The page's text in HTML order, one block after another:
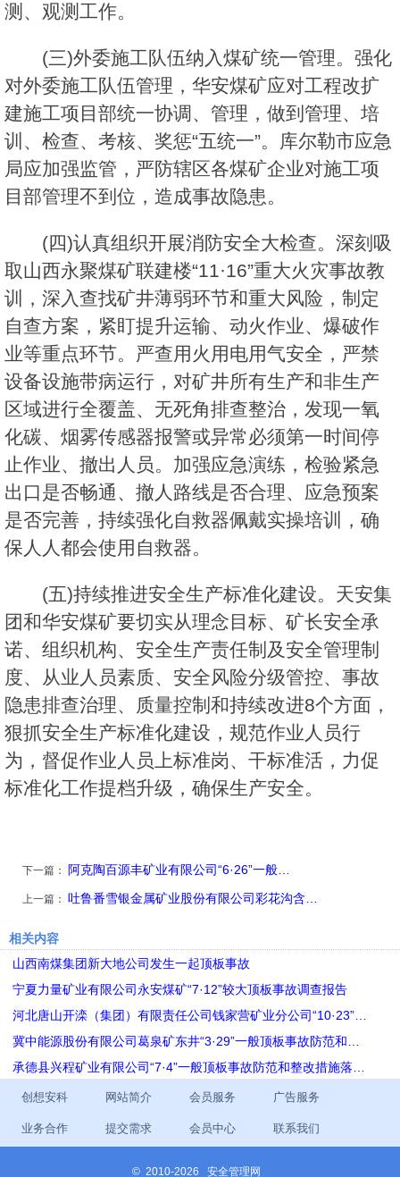
测、观测工作。
(三)外委施工队伍纳入煤矿统一管理。强化
对外委施工队伍管理，华安煤矿应对工程改扩
建施工项目部统一协调、管理，做到管理、培
训、检查、考核、奖惩“五统一”。库尔勒市应急
局应加强监管，严防辖区各煤矿企业对施工项
目部管理不到位，造成事故隐患。
(四)认真组织开展消防安全大检查。深刻吸
取山西永聚煤矿联建楼“11·16”重大火灾事故教
训，深入查找矿井薄弱环节和重大风险，制定
自查方案，紧盯提升运输、动火作业、爆破作
业等重点环节。严查用火用电用气安全，严禁
设备设施带病运行，对矿井所有生产和非生产
区域进行全覆盖、无死角排查整治，发现一氧
化碳、烟雾传感器报警或异常必须第一时间停
止作业、撤出人员。加强应急演练，检验紧急
出口是否畅通、撤人路线是否合理、应急预案
是否完善，持续强化自救器佩戴实操培训，确
保人人都会使用自救器。
(五)持续推进安全生产标准化建设。天安集
团和华安煤矿要切实从理念目标、矿长安全承
诺、组织机构、安全生产责任制及安全管理制
度、从业人员素质、安全风险分级管控、事故
隐患排查治理、质量控制和持续改进8个方面，
狠抓安全生产标准化建设，规范作业人员行
为，督促作业人员上标准岗、干标准活，力促
标准化工作提档升级，确保生产安全。
下一篇： 阿克陶百源丰矿业有限公司“6·26”一般…
上一篇： 吐鲁番雪银金属矿业股份有限公司彩花沟含…
相关内容
山西南煤集团新大地公司发生一起顶板事故
宁夏力量矿业有限公司永安煤矿“7·12”较大顶板事故调查报告
河北唐山开滦（集团）有限责任公司钱家营矿业分公司“10·23”…
冀中能源股份有限公司葛泉矿东井“3·29”一般顶板事故防范和…
承德县兴程矿业有限公司“7·4”一般顶板事故防范和整改措施落…
创想安科 网站简介 会员服务 广告服务
业务合作 提交需求 会员中心 联系我们
© 2010-2026 安全管理网